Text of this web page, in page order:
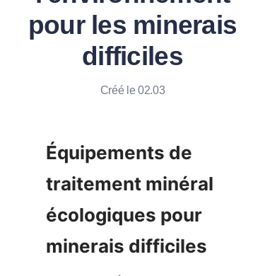
pour les minerais
difficiles
Créé le 02.03
Équipements de
traitement minéral
écologiques pour